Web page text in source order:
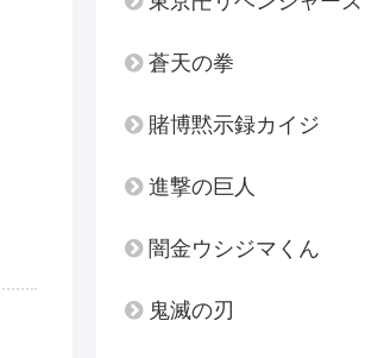
蒼天の拳
賭博黙示録カイジ
進撃の巨人
闇金ウシジマくん
鬼滅の刃